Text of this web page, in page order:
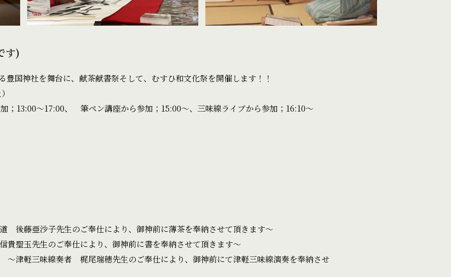
す)
豊国神社を舞台に、献茶献書祭そして、むすひ和文化祭を開催します！！
；13:00〜17:00、 筆ペン講座から参加；15:00〜、三味線ライブから参加；16:10〜
後藤亜沙子先生のご奉仕により、御神前に薄茶を奉納させて頂きます〜
聖玉先生のご奉仕により、御神前に書を奉納させて頂きます〜
〜津軽三味線奏者 梶尾瑞穂先生のご奉仕により、御神前にて津軽三味線演奏を奉納させ